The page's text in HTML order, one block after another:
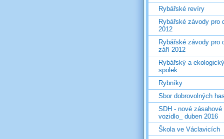
Rybářské revíry
Rybářské závody pro
2012
Rybářské závody pro
září 2012
Rybářský a ekologický
spolek
Rybníky
Sbor dobrovolných
SDH - nové zásahové
vozidlo_ duben 2016
Škola ve Václavicích